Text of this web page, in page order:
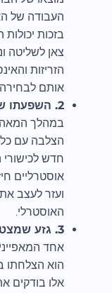
העבודה של
בזכות
צאן לשליטה
הזריזות
אותם
2. השפעתו של כלב הרועים האוסטרלי:
הצלבה עם
חדש לכישורי
אוסטרליים
ועזר לעצב
האוסטרלי.
3. גזע שמצטיין בניסויים תחרותיים:
אחד
הוא הצלחתו
אלו בודקים